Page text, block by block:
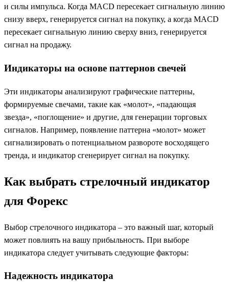
и силы импульса. Когда MACD пересекает сигнальную линию
снизу вверх, генерируется сигнал на покупку, а когда MACD
пересекает сигнальную линию сверху вниз, генерируется
сигнал на продажу.
Индикаторы на основе паттернов свечей
Эти индикаторы анализируют графические паттерны,
формируемые свечами, такие как «молот», «падающая
звезда», «поглощение» и другие, для генерации торговых
сигналов. Например, появление паттерна «молот» может
сигнализировать о потенциальном развороте восходящего
тренда, и индикатор сгенерирует сигнал на покупку.
Как выбрать стрелочный индикатор
для Форекс
Выбор стрелочного индикатора – это важный шаг, который
может повлиять на вашу прибыльность. При выборе
индикатора следует учитывать следующие факторы:
Надежность индикатора